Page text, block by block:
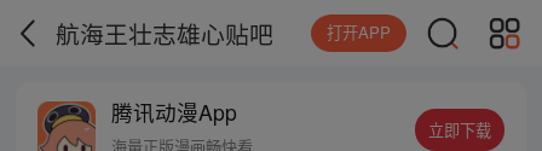
航海王壮志雄心贴吧 打开APP
腾讯动漫App
立即下载